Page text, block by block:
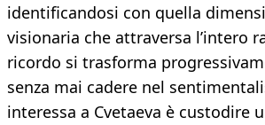
identificandosi con quella
visionaria che attraversa l’intero
ricordo si trasforma
senza mai cadere nel
interessa a Cvetaeva è custodire